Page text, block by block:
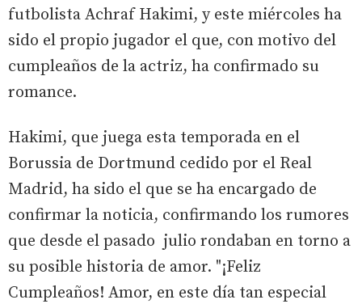
futbolista Achraf Hakimi, y este miércoles ha
sido el propio jugador el que, con motivo del
cumpleaños de la actriz, ha confirmado su
romance.
Hakimi, que juega esta temporada en el
Borussia de Dortmund cedido por el Real
Madrid, ha sido el que se ha encargado de
confirmar la noticia, confirmando los rumores
que desde el pasado julio rondaban en torno a
su posible historia de amor. "¡Feliz
Cumpleaños! Amor, en este día tan especial